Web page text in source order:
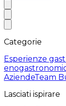
Categorie
Esperienze
AziendeTeam
Lasciati ispirare